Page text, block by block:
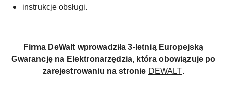
instrukcje obsługi.
Firma DeWalt wprowadziła 3-letnią Europejską
Gwarancję na Elektronarzędzia, która obowiązuje po
zarejestrowaniu na stronie DEWALT.